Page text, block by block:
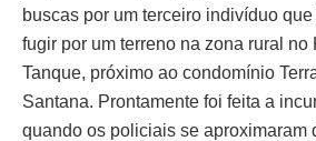
buscas por um terceiro indivíduo
fugir por um terreno na zona rural no
Tanque, próximo ao condomínio
Santana. Prontamente foi feita a
quando os policiais se aproximaram